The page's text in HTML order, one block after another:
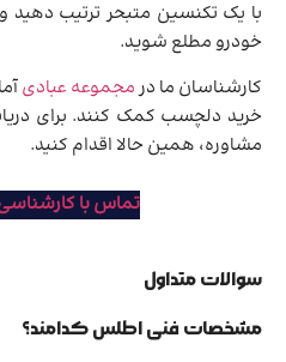
با یک تکنسین متبحر ترتیب دهید
خودرو مطلع شوید.
کارشناسان ما درمجموعه عبادی
خرید دلچسب کمک کنند. برای
مشاوره، همین حالا اقدام کنید.
تماس با
سوالات متداول
مشخصات فنی اطلس کدامند؟